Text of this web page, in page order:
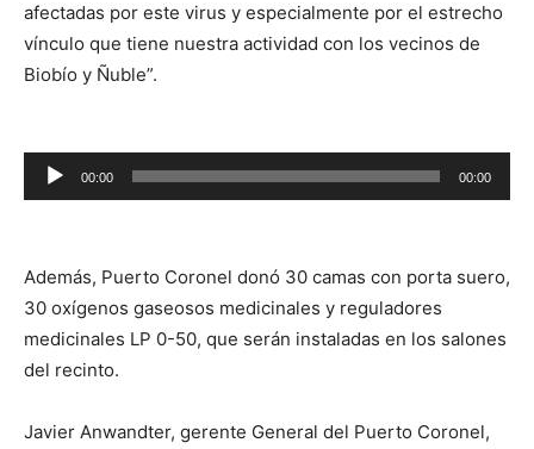
afectadas por este virus y especialmente por el estrecho
vínculo que tiene nuestra actividad con los vecinos de
Biobío y Ñuble”.
Reproductor
00:00 00:00
Además, Puerto Coronel donó 30 camas con porta suero,
30 oxígenos gaseosos medicinales y reguladores
medicinales LP 0-50, que serán instaladas en los salones
del recinto.
Javier Anwandter, gerente General del Puerto Coronel,